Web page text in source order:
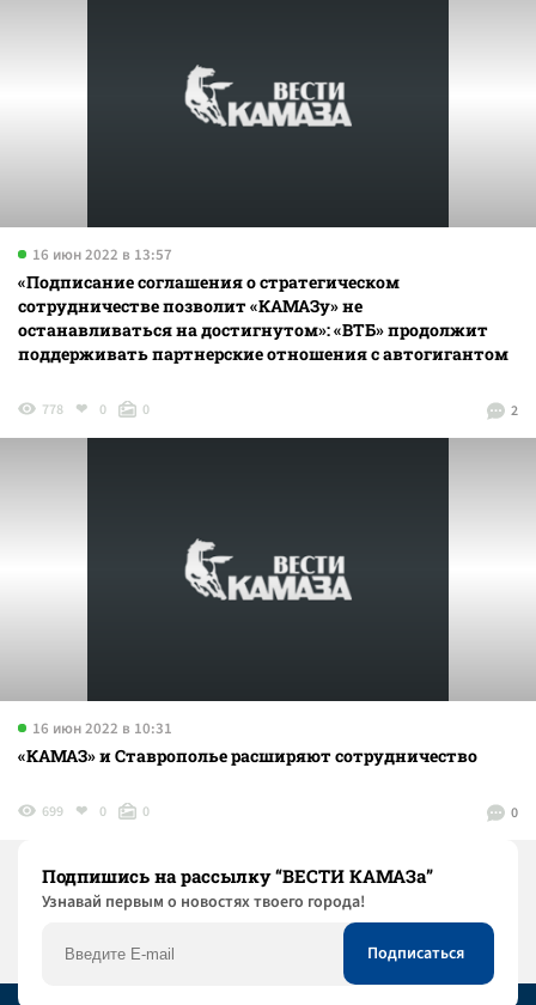
16 июн 2022 в 13:57
«Подписание соглашения о стратегическом
сотрудничестве позволит «КАМАЗу» не
останавливаться на достигнутом»: «ВТБ» продолжит
поддерживать партнерские отношения с автогигантом
2
778 0 0
16 июн 2022 в 10:31
«КАМАЗ» и Ставрополье расширяют сотрудничество
0
699 0 0
Подпишись на рассылку “ВЕСТИ КАМАЗа”
Узнaвай первым о новостях твоего города!